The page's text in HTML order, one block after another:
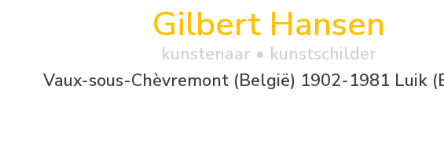
Gilbert Hansen
kunstenaar • kunstschilder
Vaux-sous-Chèvremont (België) 1902-1981 Luik